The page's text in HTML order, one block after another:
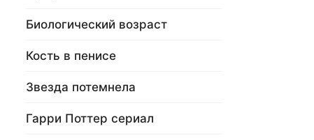
Биологический возраст
Кость в пенисе
Звезда потемнела
Гарри Поттер сериал